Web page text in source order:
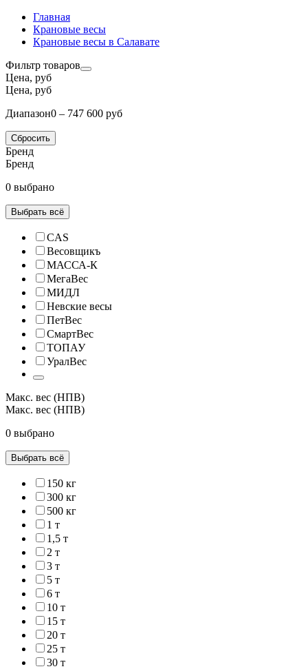
Главная
Крановые весы
Крановые весы в Салавате
Фильтр товаров
Цена, руб
Цена, руб
Диапазон0 – 747 600 руб
Сбросить
Бренд
Бренд
0 выбрано
Выбрать всё
CAS
Весовщикъ
МАССА-К
МегаВес
МИДЛ
Невские весы
ПетВес
СмартВес
ТОПАУ
УралВес
Макс. вес (НПВ)
Макс. вес (НПВ)
0 выбрано
Выбрать всё
150 кг
300 кг
500 кг
1 т
1,5 т
2 т
3 т
5 т
6 т
10 т
15 т
20 т
25 т
30 т